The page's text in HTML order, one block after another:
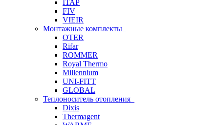
ITAP
FIV
VIEIR
Монтажные комплекты
OTER
Rifar
ROMMER
Royal Thermo
Millennium
UNI-FITT
GLOBAL
Теплоноситель отопления
Dixis
Thermagent